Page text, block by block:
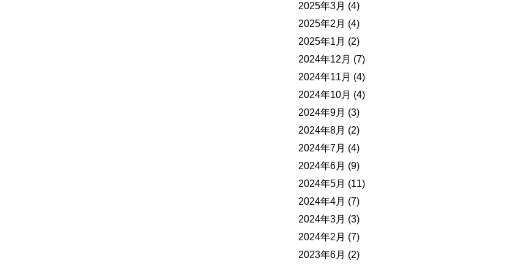
2025年3月 (4)
2025年2月 (4)
2025年1月 (2)
2024年12月 (7)
2024年11月 (4)
2024年10月 (4)
2024年9月 (3)
2024年8月 (2)
2024年7月 (4)
2024年6月 (9)
2024年5月 (11)
2024年4月 (7)
2024年3月 (3)
2024年2月 (7)
2023年6月 (2)